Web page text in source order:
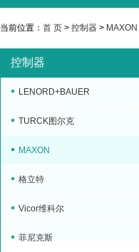
当前位置： 首 页 > 控制器 > MAXON
控制器
LENORD+BAUER
TURCK图尔克
MAXON
格立特
Vicor维科尔
菲尼克斯